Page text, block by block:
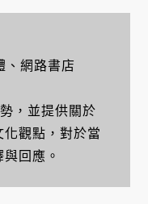
、網路書店
，並提供關於
觀點，對於當
回應。